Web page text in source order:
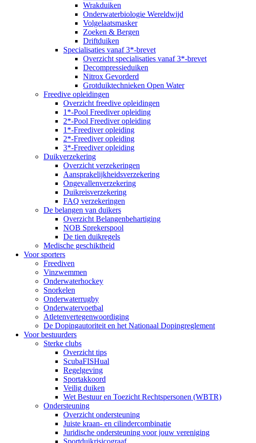
Wrakduiken
Onderwaterbiologie Wereldwijd
Volgelaatsmasker
Zoeken & Bergen
Driftduiken
Specialisaties vanaf 3*-brevet
Overzicht specialisaties vanaf 3*-brevet
Decompressieduiken
Nitrox Gevorderd
Grotduiktechnieken Open Water
Freedive opleidingen
Overzicht freedive opleidingen
1*-Pool Freediver opleiding
2*-Pool Freediver opleiding
1*-Freediver opleiding
2*-Freediver opleiding
3*-Freediver opleiding
Duikverzekering
Overzicht verzekeringen
Aansprakelijkheidsverzekering
Ongevallenverzekering
Duikreisverzekering
FAQ verzekeringen
De belangen van duikers
Overzicht Belangenbehartiging
NOB Sprekerspool
De tien duikregels
Medische geschiktheid
Voor sporters
Freediven
Vinzwemmen
Onderwaterhockey
Snorkelen
Onderwaterrugby
Onderwatervoetbal
Atletenvertegenwoordiging
De Dopingautoriteit en het Nationaal Dopingreglement
Voor bestuurders
Sterke clubs
Overzicht tips
ScubaFISHual
Regelgeving
Sportakkoord
Veilig duiken
Wet Bestuur en Toezicht Rechtspersonen (WBTR)
Ondersteuning
Overzicht ondersteuning
Juiste kraan- en cilindercombinatie
Juridische ondersteuning voor jouw vereniging
Sportduikrisicograaf